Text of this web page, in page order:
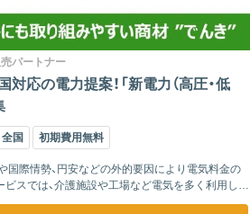
売パートナー
応の電力提案！「新電力（高圧・低
全国 初期費用無料
国際情勢、円安などの外的要因により電気料金の
スでは、介護施設や工場など電気を多く利用して